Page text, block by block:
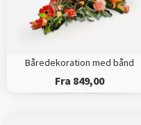
Båredekoration med bånd
Fra 849,00